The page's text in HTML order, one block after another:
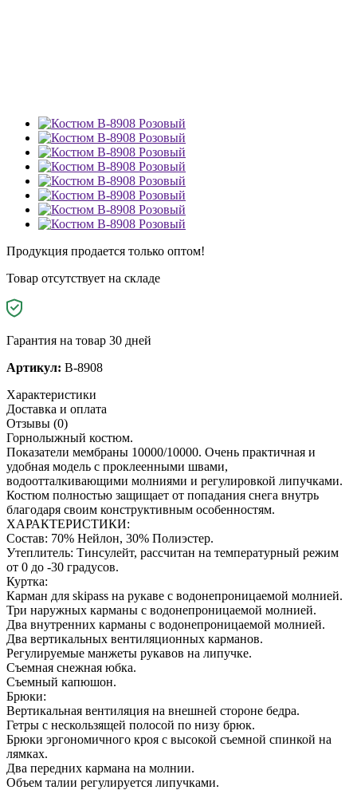
Продукция продается только оптом!
Товар отсутствует на складе
Гарантия на товар 30 дней
Артикул: B-8908
Характеристики
Доставка и оплата
Отзывы (0)
Горнолыжный костюм.
Показатели мембраны 10000/10000. Очень практичная и
удобная модель с проклеенными швами,
водоотталкивающими молниями и регулировкой липучками.
Костюм полностью защищает от попадания снега внутрь
благодаря своим конструктивным особенностям.
ХАРАКТЕРИСТИКИ:
Состав: 70% Нейлон, 30% Полиэстер.
Утеплитель: Тинсулейт, рассчитан на температурный режим
от 0 до -30 градусов.
Куртка:
Карман для skipass на рукаве с водонепроницаемой молнией.
Три наружных карманы с водонепроницаемой молнией.
Два внутренних карманы с водонепроницаемой молнией.
Два вертикальных вентиляционных карманов.
Регулируемые манжеты рукавов на липучке.
Съемная снежная юбка.
Съемный капюшон.
Брюки:
Вертикальная вентиляция на внешней стороне бедра.
Гетры с нескользящей полосой по низу брюк.
Брюки эргономичного кроя с высокой съемной спинкой на
лямках.
Два передних кармана на молнии.
Объем талии регулируется липучками.